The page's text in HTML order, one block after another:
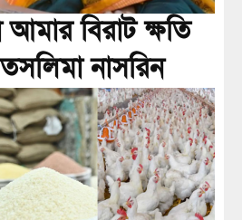
আমার বিরাট ক্ষতি
নাসরিন